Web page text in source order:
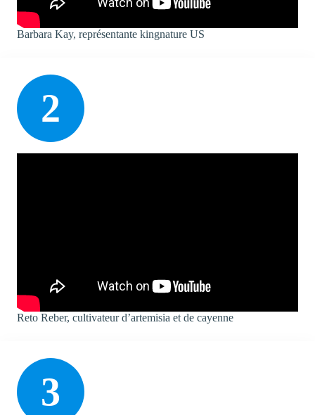
Barbara Kay, représentante kingnature US
2
Reto Reber, cultivateur d’artemisia et de cayenne
3